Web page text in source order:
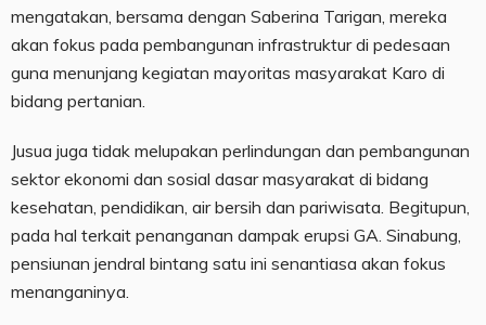
mengatakan, bersama dengan Saberina Tarigan, mereka
akan fokus pada pembangunan infrastruktur di pedesaan
guna menunjang kegiatan mayoritas masyarakat Karo di
bidang pertanian.
Jusua juga tidak melupakan perlindungan dan pembangunan
sektor ekonomi dan sosial dasar masyarakat di bidang
kesehatan, pendidikan, air bersih dan pariwisata. Begitupun,
pada hal terkait penanganan dampak erupsi GA. Sinabung,
pensiunan jendral bintang satu ini senantiasa akan fokus
menanganinya.